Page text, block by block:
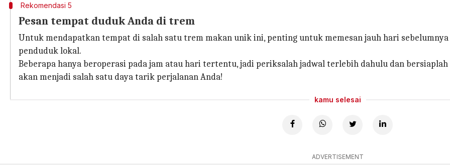
Rekomendasi 5
Pesan tempat duduk Anda di trem
Untuk mendapatkan tempat di salah satu trem makan unik ini, penting untuk memesan jauh hari
penduduk lokal.
Beberapa hanya beroperasi pada jam atau hari tertentu, jadi periksalah jadwal terlebih dahulu dan
akan menjadi salah satu daya tarik perjalanan Anda!
kamu selesai
ADVERTISEMENT